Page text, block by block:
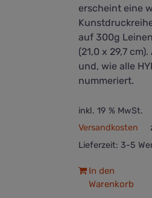
erscheint eine
auf 300g
(21,0 x 29,7
und, wie alle
nummeriert.
inkl. 19 % MwSt.
Versandkosten
Lieferzeit: 3-5
In den
Warenkorb